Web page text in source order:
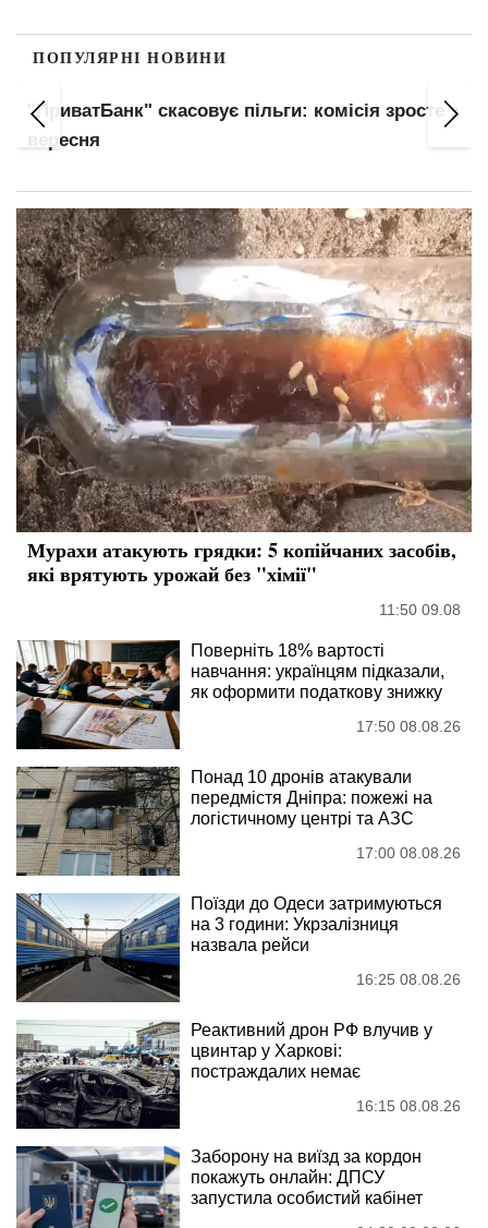
ПОПУЛЯРНІ НОВИНИ
"ПриватБанк" скасовує пільги: комісія зросте з
вересня
Мурахи атакують грядки: 5 копійчаних засобів,
які врятують урожай без "хімії"
11:50 09.08
Поверніть 18% вартості
навчання: українцям підказали,
як оформити податкову знижку
17:50 08.08.26
Понад 10 дронів атакували
передмістя Дніпра: пожежі на
логістичному центрі та АЗС
17:00 08.08.26
Поїзди до Одеси затримуються
на 3 години: Укрзалізниця
назвала рейси
16:25 08.08.26
Реактивний дрон РФ влучив у
цвинтар у Харкові:
постраждалих немає
16:15 08.08.26
Заборону на виїзд за кордон
покажуть онлайн: ДПСУ
запустила особистий кабінет